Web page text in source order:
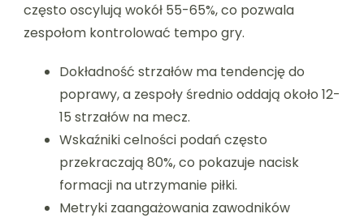
często oscylują wokół 55-65%, co pozwala
zespołom kontrolować tempo gry.
Dokładność strzałów ma tendencję do
poprawy, a zespoły średnio oddają około 12-
15 strzałów na mecz.
Wskaźniki celności podań często
przekraczają 80%, co pokazuje nacisk
formacji na utrzymanie piłki.
Metryki zaangażowania zawodników